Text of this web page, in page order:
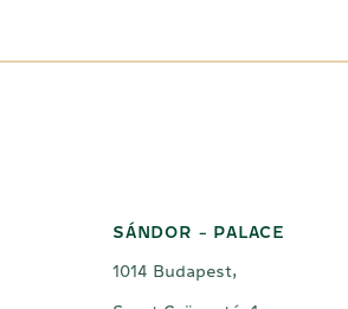
SÁNDOR - PALACE
1014 Budapest,